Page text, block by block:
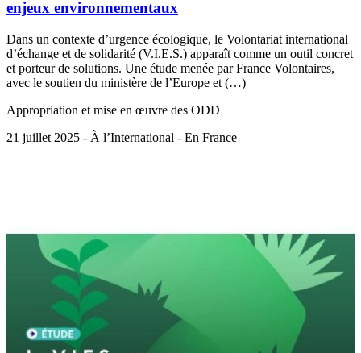
enjeux environnementaux
Dans un contexte d’urgence écologique, le Volontariat international
d’échange et de solidarité (V.I.E.S.) apparaît comme un outil concret
et porteur de solutions. Une étude menée par France Volontaires,
avec le soutien du ministère de l’Europe et (…)
Appropriation et mise en œuvre des ODD
21 juillet 2025 - À l’International - En France